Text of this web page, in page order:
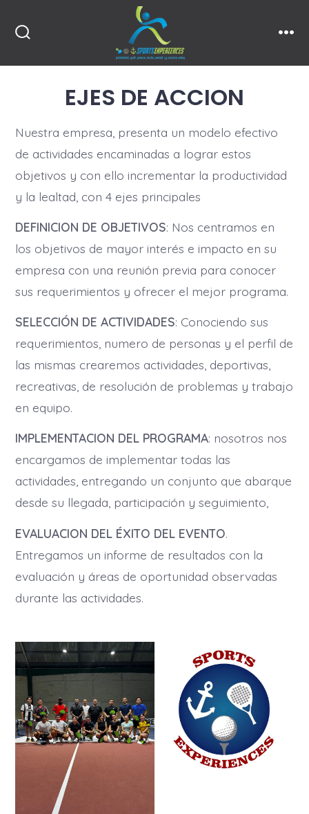
EJES DE ACCION
Nuestra empresa, presenta un modelo efectivo
de actividades encaminadas a lograr estos
objetivos y con ello incrementar la productividad
y la lealtad, con 4 ejes principales
DEFINICION DE OBJETIVOS: Nos centramos en
los objetivos de mayor interés e impacto en su
empresa con una reunión previa para conocer
sus requerimientos y ofrecer el mejor programa.
SELECCIÓN DE ACTIVIDADES: Conociendo sus
requerimientos, numero de personas y el perfil de
las mismas crearemos actividades, deportivas,
recreativas, de resolución de problemas y trabajo
en equipo.
IMPLEMENTACION DEL PROGRAMA: nosotros nos
encargamos de implementar todas las
actividades, entregando un conjunto que abarque
desde su llegada, participación y seguimiento,
EVALUACION DEL ÉXITO DEL EVENTO.
Entregamos un informe de resultados con la
evaluación y áreas de oportunidad observadas
durante las actividades.